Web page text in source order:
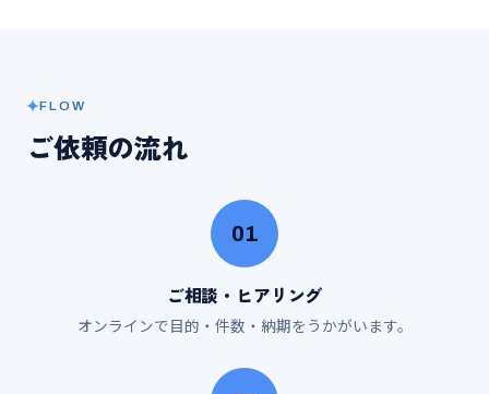
FLOW
ご依頼の流れ
01
ご相談・ヒアリング
オンラインで目的・件数・納期をうかがいます。